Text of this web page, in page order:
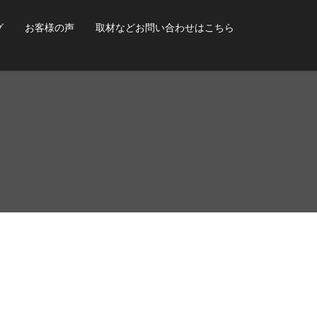
お客様の声 取材などお問い合わせはこちら